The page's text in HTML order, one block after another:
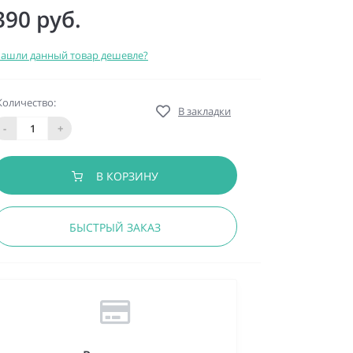
руб.
данный товар дешевле?
-
+
В закладки
В КОРЗИНУ
БЫСТРЫЙ ЗАКАЗ